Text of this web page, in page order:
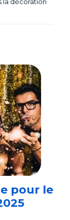
pour le